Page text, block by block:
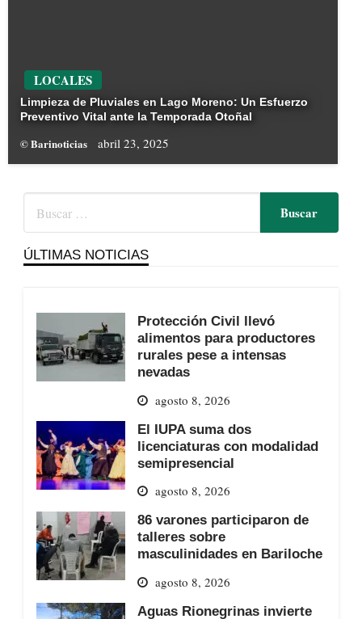
LOCALES
Limpieza de Pluviales en Lago Moreno: Un Esfuerzo
Preventivo Vital ante la Temporada Otoñal
© Barinoticias abril 23, 2025
ÚLTIMAS NOTICIAS
Protección Civil llevó
alimentos para productores
rurales pese a intensas
nevadas
agosto 8, 2026
El IUPA suma dos
licenciaturas con modalidad
semipresencial
agosto 8, 2026
86 varones participaron de
talleres sobre
masculinidades en Bariloche
agosto 8, 2026
Aguas Rionegrinas invierte